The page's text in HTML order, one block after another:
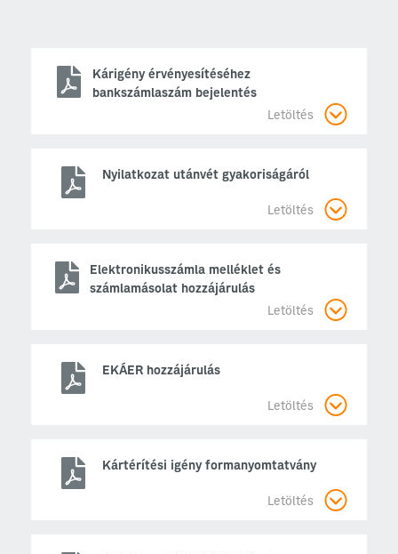
Kárigény érvényesítéséhez
bankszámlaszám bejelentés
Letöltés
Nyilatkozat utánvét gyakoriságáról
Letöltés
Elektronikusszámla melléklet és
számlamásolat hozzájárulás
Letöltés
EKÁER hozzájárulás
Letöltés
Kártérítési igény formanyomtatvány
Letöltés